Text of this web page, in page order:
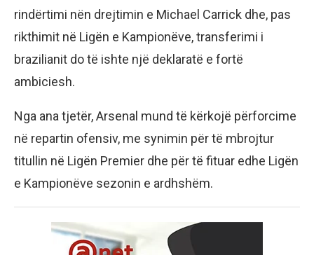
rindërtimi nën drejtimin e Michael Carrick dhe, pas
rikthimit në Ligën e Kampionëve, transferimi i
brazilianit do të ishte një deklaratë e fortë
ambiciesh.
Nga ana tjetër, Arsenal mund të kërkojë përforcime
në repartin ofensiv, me synimin për të mbrojtur
titullin në Ligën Premier dhe për të fituar edhe Ligën
e Kampionëve sezonin e ardhshëm.